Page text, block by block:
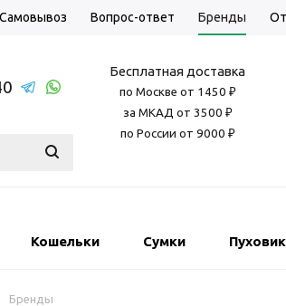
Самовывоз Вопрос-ответ Бренды
Бесплатная доставка
по Москве от 1450 ₽
за МКАД от 3500 ₽
по России от 9000 ₽
Кошельки Сумки
Бренды